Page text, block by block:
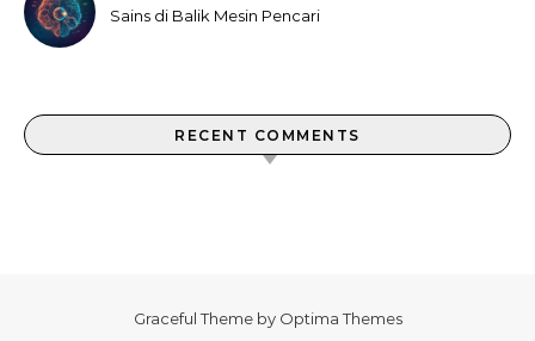
Sains di Balik Mesin Pencari
RECENT COMMENTS
Graceful Theme by Optima Themes